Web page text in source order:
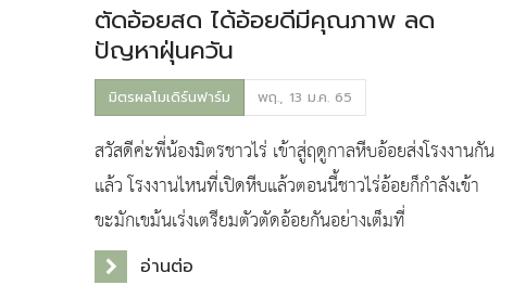
ตัดอ้อยสด ได้อ้อยดีมีคุณภาพ ลด
ปัญหาฝุ่นควัน
มิตรผลโมเดิร์นฟาร์ม พฤ., 13 ม.ค. 65
สวัสดีค่ะพี่น้องมิตรชาวไร่ เข้าสู่ฤดูกาลหีบอ้อยส่งโรงงานกัน
แล้ว โรงงานไหนที่เปิดหีบแล้วตอนนี้ชาวไร่อ้อยก็กำลังเข้า
ขะมักเขม้นเร่งเตรียมตัวตัดอ้อยกันอย่างเต็มที่
อ่านต่อ